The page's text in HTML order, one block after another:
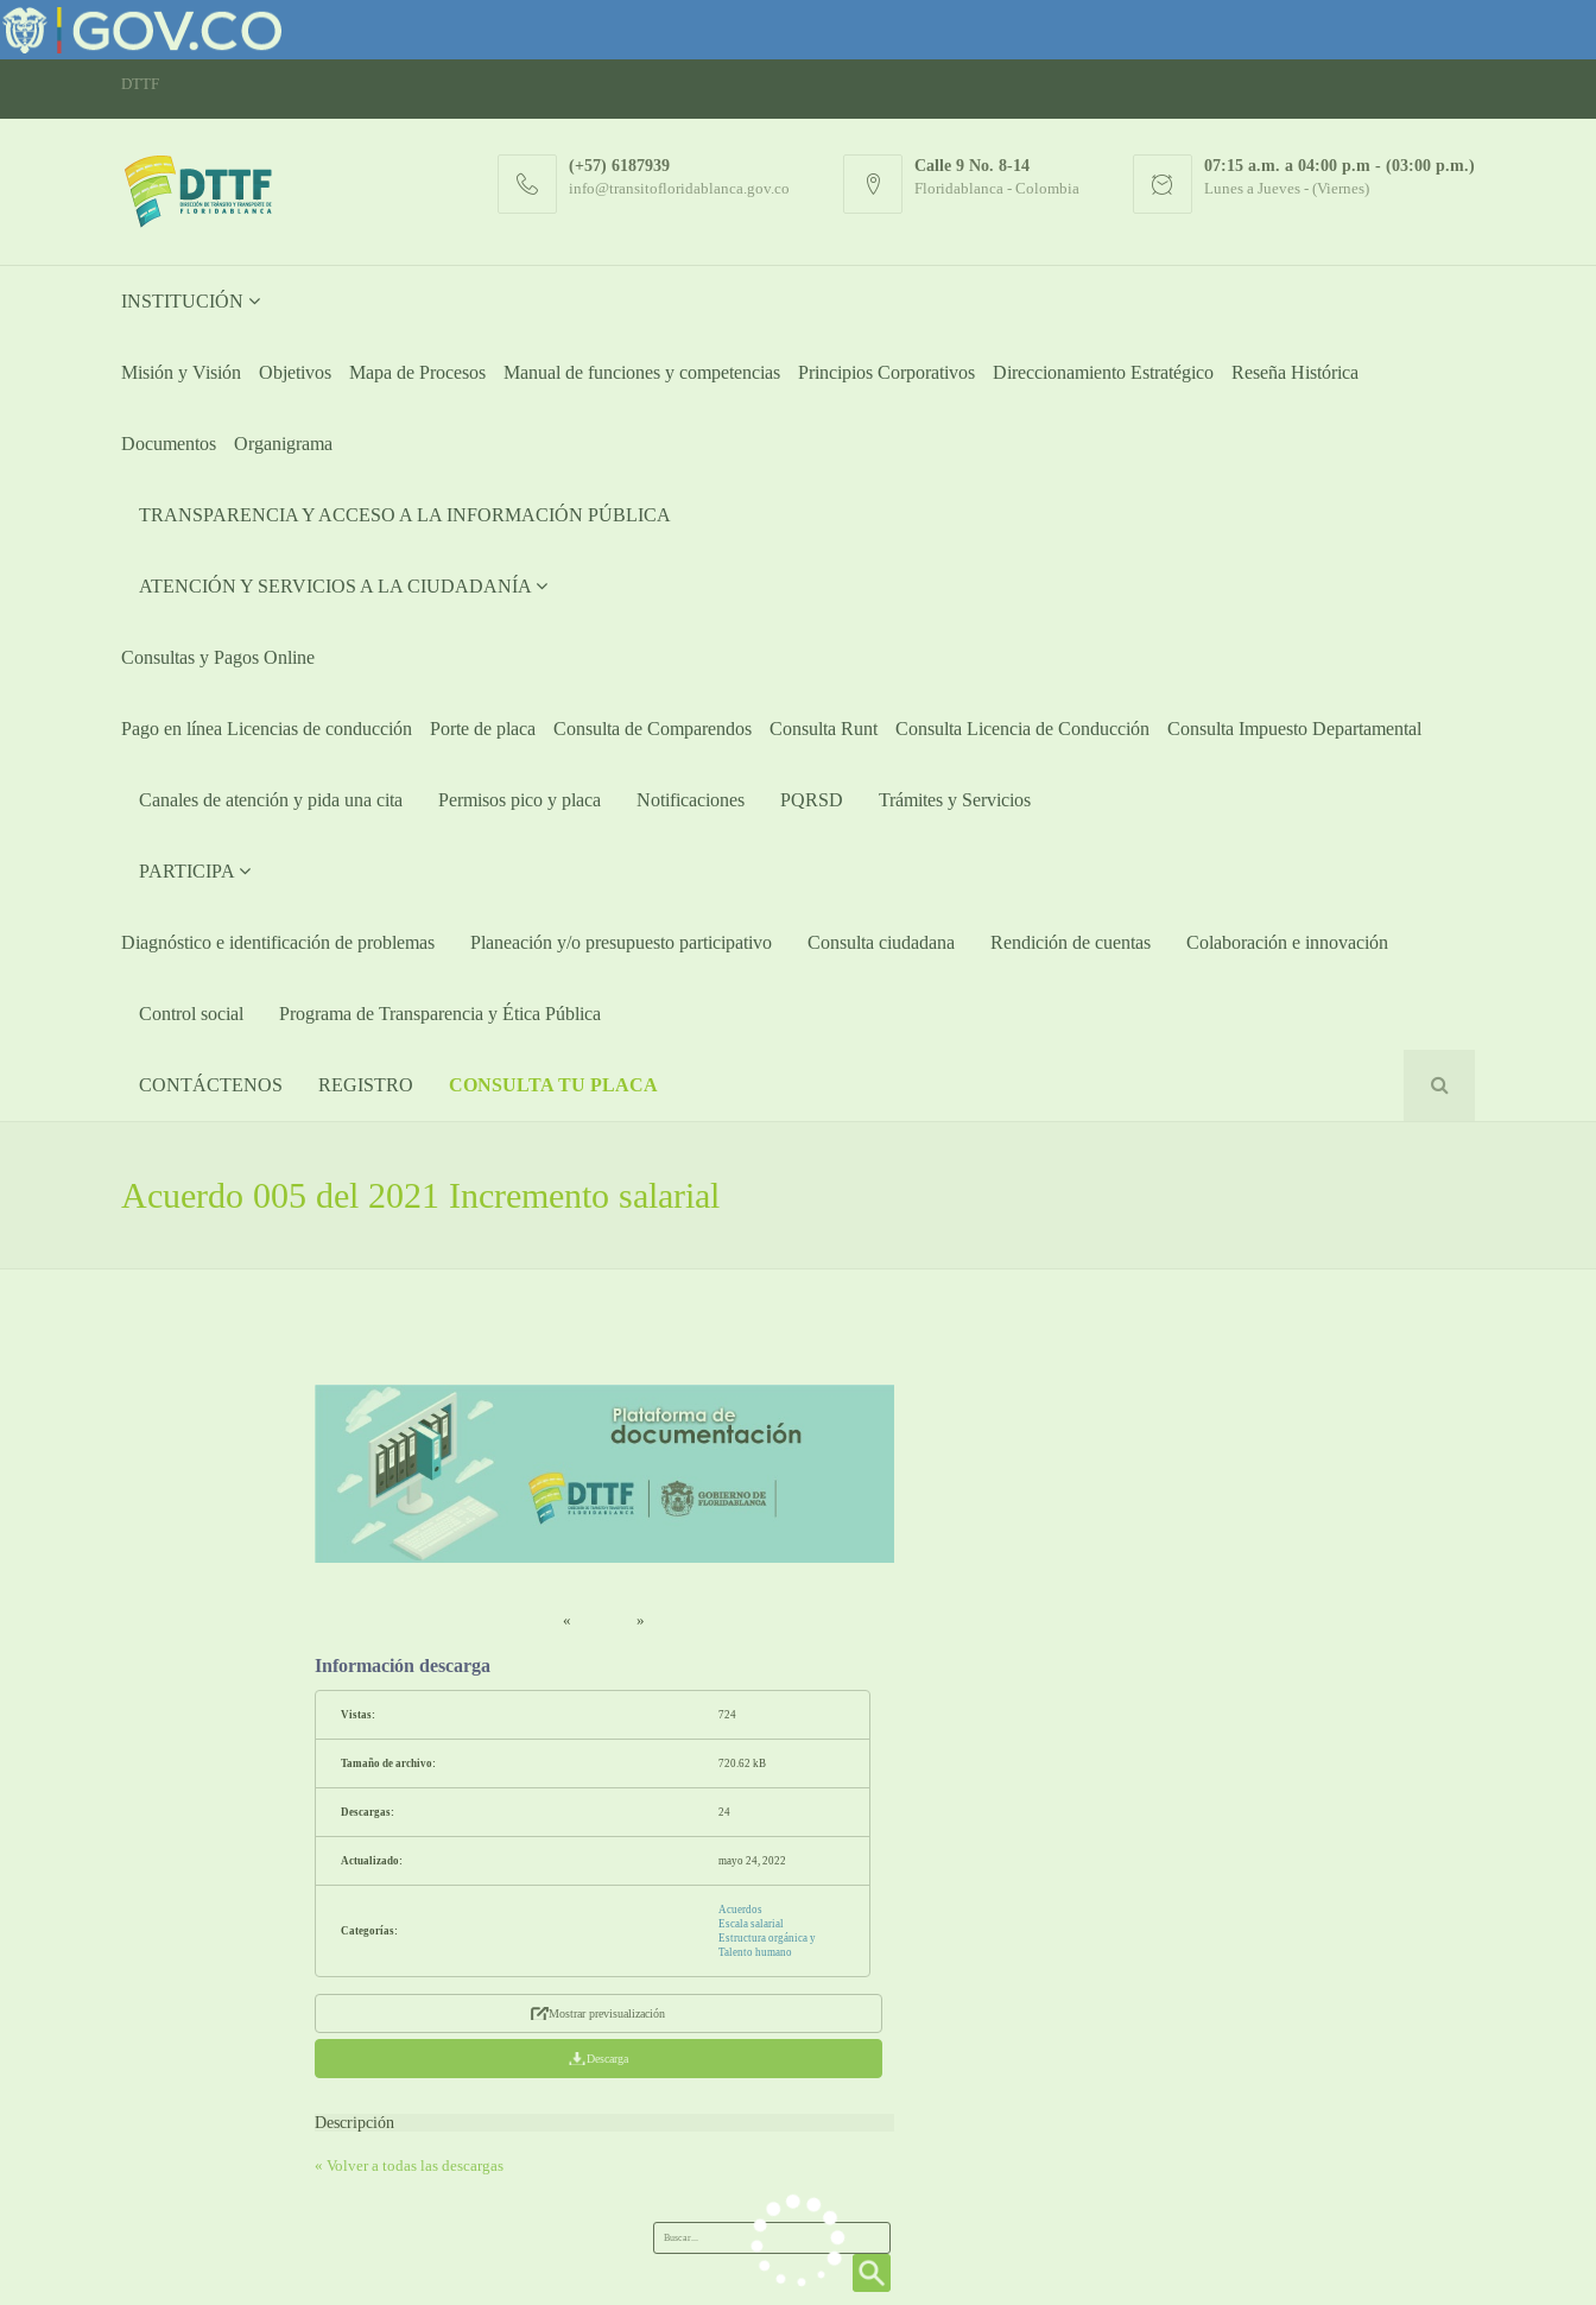
DTTF
(+57) 6187939
info@transitofloridablanca.gov.co
Calle 9 No. 8-14
Floridablanca - Colombia
07:15 a.m. a 04:00 p.m - (03:00 p.m.)
Lunes a Jueves - (Viernes)
INSTITUCIÓN
Misión y Visión Objetivos Mapa de Procesos Manual de funciones y competencias Principios Corporativos Direccionamiento Estratégico Reseña Histórica
Documentos Organigrama
TRANSPARENCIA Y ACCESO A LA INFORMACIÓN PÚBLICA
ATENCIÓN Y SERVICIOS A LA CIUDADANÍA
Consultas y Pagos Online
Pago en línea Licencias de conducción Porte de placa Consulta de Comparendos Consulta Runt Consulta Licencia de Conducción Consulta Impuesto Departamental
Canales de atención y pida una cita Permisos pico y placa Notificaciones PQRSD Trámites y Servicios
PARTICIPA
Diagnóstico e identificación de problemas Planeación y/o presupuesto participativo​ Consulta ciudadana Rendición de cuentas Colaboración e innovación
Control social Programa de Transparencia y Ética Pública
CONTÁCTENOS REGISTRO CONSULTA TU PLACA
Acuerdo 005 del 2021 Incremento salarial
« »
Información descarga
Vistas: 724
Tamaño de archivo: 720.62 kB
Descargas: 24
Actualizado: mayo 24, 2022
Categorías:
Acuerdos
Escala salarial
Estructura orgánica y
Talento humano
Mostrar previsualización
Descarga
Descripción
« Volver a todas las descargas